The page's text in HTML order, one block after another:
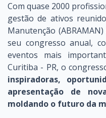
Com quase 2000
gestão de ativos
Manutenção
seu congresso anual,
eventos mais
Curitiba - PR, o
inspiradoras,
apresentação de
moldando o futuro da